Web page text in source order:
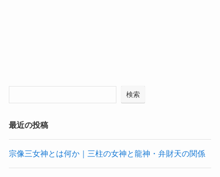
検索
最近の投稿
宗像三女神とは何か｜三柱の女神と龍神・弁財天の関係